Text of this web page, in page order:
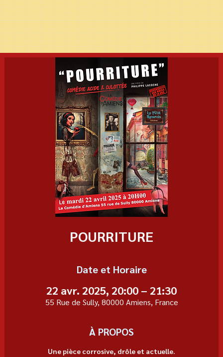
POURRITURE
Date et Horaire
22 avr. 2025, 20:00 – 21:30
55 Rue de Sully, 80000 Amiens, France
À PROPOS
Une pièce corrosive, drôle et actuelle.